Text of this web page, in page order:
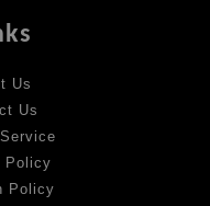
Us
Us
Policy
Policy